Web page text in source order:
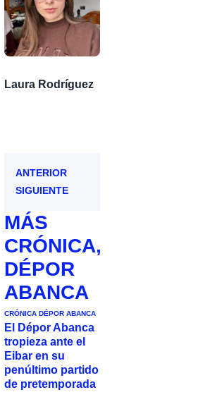
Laura Rodríguez
ANTERIOR
SIGUIENTE
MÁS
CRÓNICA,
DÉPOR
ABANCA
CRÓNICA DÉPOR ABANCA
El Dépor Abanca
tropieza ante el
Eibar en su
penúltimo partido
de pretemporada